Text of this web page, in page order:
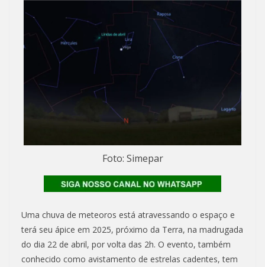
Foto: Simepar
Uma chuva de meteoros está atravessando o espaço e
terá seu ápice em 2025, próximo da Terra, na madrugada
do dia 22 de abril, por volta das 2h. O evento, também
conhecido como avistamento de estrelas cadentes, tem